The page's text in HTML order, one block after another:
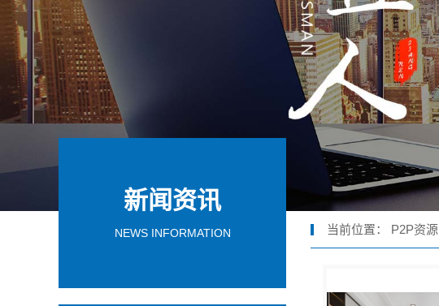
新闻资讯
NEWS INFORMATION 当前位置： P2P资源